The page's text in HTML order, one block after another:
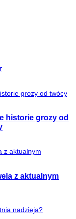
historie grozy od
z aktualnym